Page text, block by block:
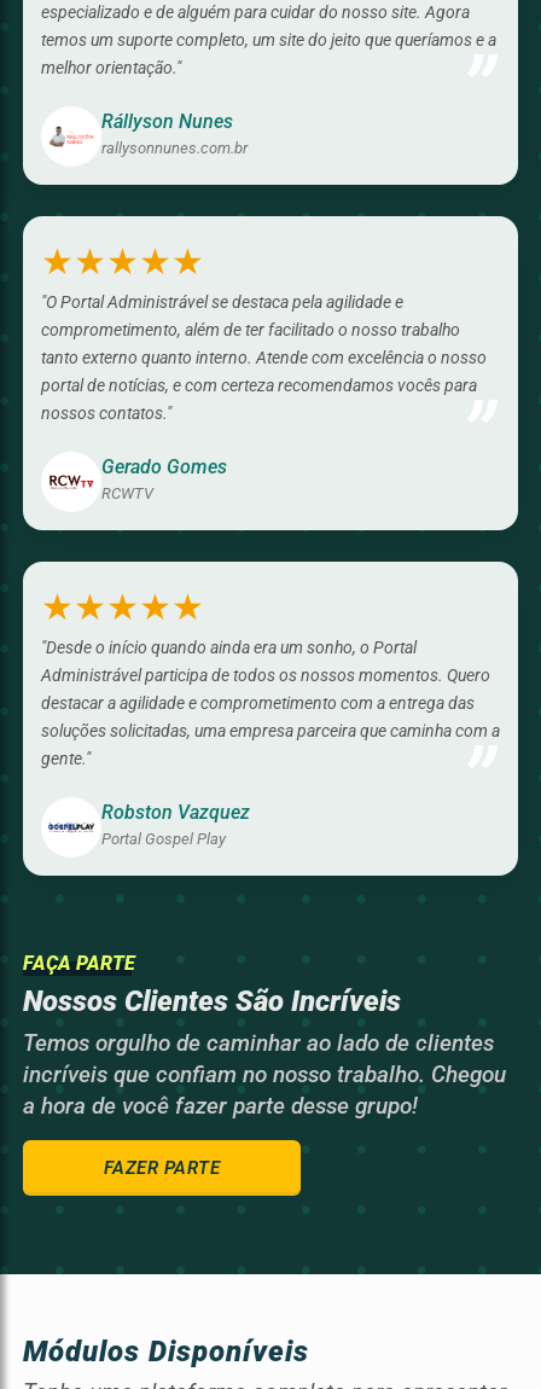
especializado e de alguém para cuidar do nosso site. Agora
temos um suporte completo, um site do jeito que queríamos e a
melhor orientação."
Rállyson Nunes
rallysonnunes.com.br
★★★★★
"O Portal Administrável se destaca pela agilidade e
comprometimento, além de ter facilitado o nosso trabalho
tanto externo quanto interno. Atende com excelência o nosso
portal de notícias, e com certeza recomendamos vocês para
nossos contatos."
Gerado Gomes
RCWTV
★★★★★
"Desde o início quando ainda era um sonho, o Portal
Administrável participa de todos os nossos momentos. Quero
destacar a agilidade e comprometimento com a entrega das
soluções solicitadas, uma empresa parceira que caminha com a
gente."
Robston Vazquez
Portal Gospel Play
FAÇA PARTE
Nossos Clientes São Incríveis
Temos orgulho de caminhar ao lado de clientes
incríveis que confiam no nosso trabalho. Chegou
a hora de você fazer parte desse grupo!
FAZER PARTE
Módulos Disponíveis